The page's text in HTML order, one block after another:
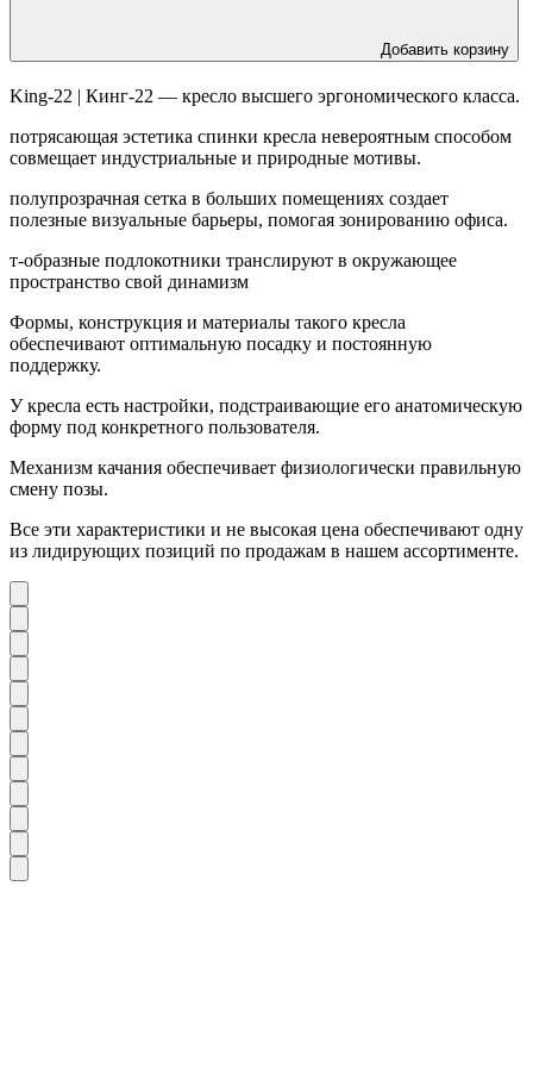
Добавить корзину
King-22 | Кинг-22 — кресло высшего эргономического класса.
потрясающая эстетика спинки кресла невероятным способом
совмещает индустриальные и природные мотивы.
полупрозрачная сетка в больших помещениях создает
полезные визуальные барьеры, помогая зонированию офиса.
т-образные подлокотники транслируют в окружающее
пространство свой динамизм
Формы, конструкция и материалы такого кресла
обеспечивают оптимальную посадку и постоянную
поддержку.
У кресла есть настройки, подстраивающие его анатомическую
форму под конкретного пользователя.
Механизм качания обеспечивает физиологически правильную
смену позы.
Все эти характеристики и не высокая цена обеспечивают одну
из лидирующих позиций по продажам в нашем ассортименте.